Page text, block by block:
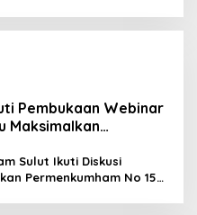
Pembukaan Webinar
Maksimalkan
Sulut Ikuti Diskusi
Permenkumham No 15